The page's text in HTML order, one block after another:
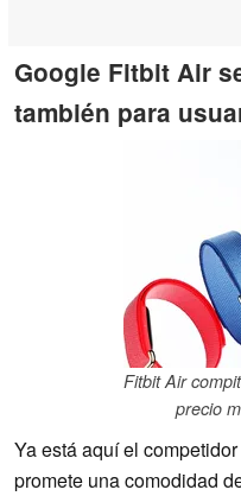
Google Fitbit Air
también para
Fitbit Air
precio
Ya está aquí el
promete una comodidad